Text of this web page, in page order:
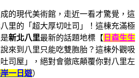
的現代美術館，走近一看才驚覺，這
里的「超大厚切吐司」！這棟充滿極
新北八里最新的話題地標【 日森生生
來到八里只能吃雙胞胎？這棟外觀吸
司屋」，絕對會徹底顛覆你對八里左
一日遊）